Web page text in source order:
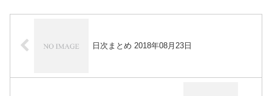
日次まとめ 2018年08月23日